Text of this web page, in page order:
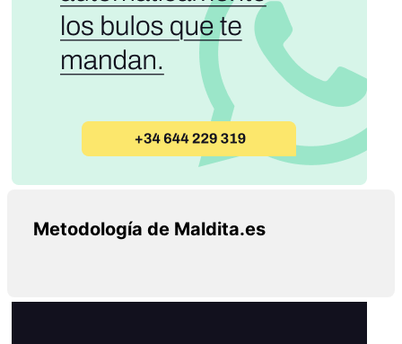
Metodología de Maldita.es